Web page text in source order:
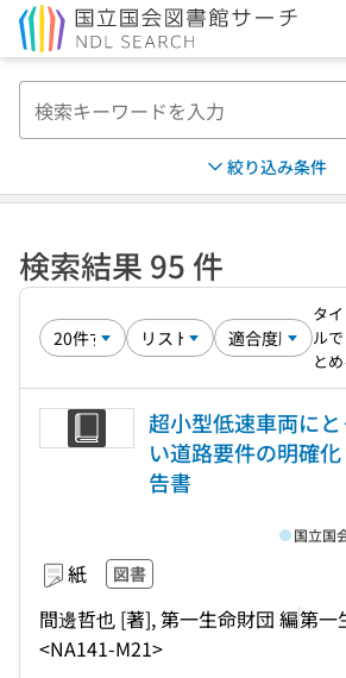
絞り込み条件
検索結果 95 件
タ
ルで
と
超小型低速車両に
い道路要件の明確
告書
紙 図書
間邊哲也 [著], 第一生命財団 編第一
<NA141-M21>
国立国